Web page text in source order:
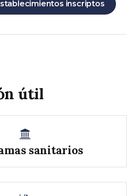
inscriptos
útil
sanitarios